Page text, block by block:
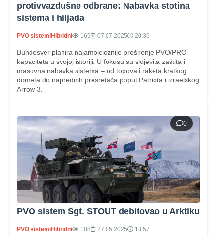
protivvazdušne odbrane: Nabavka stotina
sistema i hiljada
PVO sistemiHibridni 169 07.07.2025 20:36
Bundesver planira najambicioznije proširenje PVO/PRO
kapaciteta u svojoj istoriji. U fokusu su slojevita zaštita i
masovna nabavka sistema – od topova i raketa kratkog
dometa do naprednih presretača poput Patriota i izraelskog
Arrow 3.
0
PVO sistem Sgt. STOUT debitovao u Arktiku
PVO sistemiHibridni 108 27.05.2025 18:57